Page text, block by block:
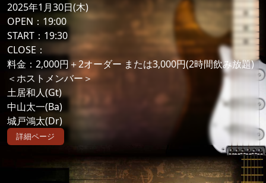
2025年1月30日(木)
OPEN：19:00
START：19:30
CLOSE：
料金：2,000円＋2オーダー または3,000円(2時間飲み放題)
＜ホストメンバー＞
土居和人(Gt)
中山太一(Ba)
城戸鴻太(Dr)
詳細ページ